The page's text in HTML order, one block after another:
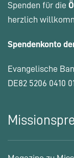
Spenden für die
herzlich
Spendenkonto
Evangelische
DE82 5206 0410